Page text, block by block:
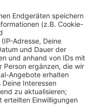
jetzt am Rande
dass das
(09.09.) vielleicht
könnte. Eine
Auch zu den
Nachfolge von Erik